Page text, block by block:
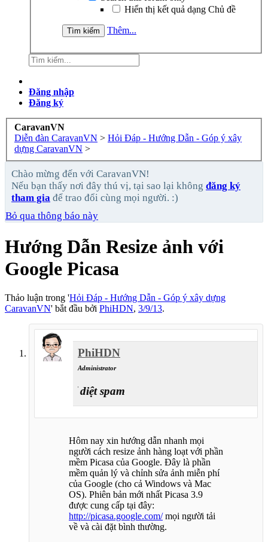
Hiển thị kết quả dạng Chủ đề
Thêm...
Đăng nhập
Đăng ký
CaravanVN
Diễn đàn CaravanVN > Hỏi Đáp - Hướng Dẫn - Góp ý xây
dựng CaravanVN >
Chào mừng đến với CaravanVN!
Nếu bạn thấy nơi đây thú vị, tại sao lại không đăng ký
tham gia để trao đổi cùng mọi người. :)
Bỏ qua thông báo này
Hướng Dẫn Resize ảnh với
Google Picasa
Thảo luận trong 'Hỏi Đáp - Hướng Dẫn - Góp ý xây dựng
CaravanVN' bắt đầu bởi PhiHDN, 3/9/13.
PhiHDN
Administrator
chiến sĩ diệt spam
Hôm nay xin hướng dẫn nhanh mọi
người cách resize ảnh hàng loạt với phần
mềm Picasa của Google. Đây là phần
mềm quản lý và chỉnh sửa ảnh miễn phí
của Google (cho cả Windows và Mac
OS). Phiên bản mới nhất Picasa 3.9
được cung cấp tại đây:
http://picasa.google.com/mọi người tải
về và cài đặt bình thường.